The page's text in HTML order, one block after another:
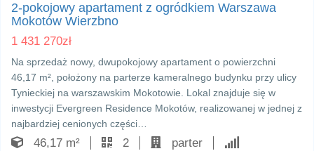
2-pokojowy apartament z ogródkiem Warszawa
Mokotów Wierzbno
1 431 270zł
Na sprzedaż nowy, dwupokojowy apartament o powierzchni
46,17 m², położony na parterze kameralnego budynku przy ulicy
Tynieckiej na warszawskim Mokotowie. Lokal znajduje się w
inwestycji Evergreen Residence Mokotów, realizowanej w jednej z
najbardziej cenionych części…
46,17 m² 2
parter